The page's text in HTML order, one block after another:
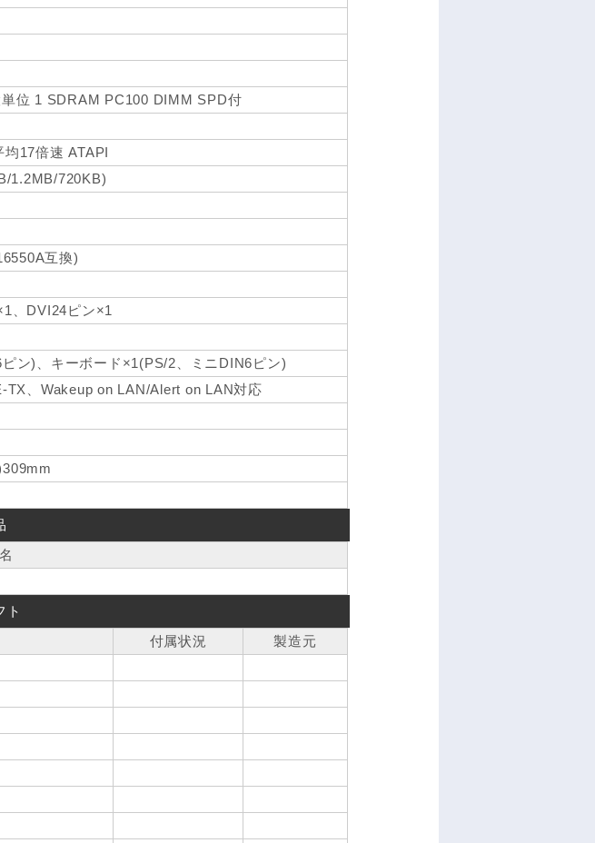
位 1 SDRAM PC100 DIMM SPD付
17倍速 ATAPI
1.2MB/720KB)
互換)
、DVI24ピン×1
ン)、キーボード×1(PS/2、ミニDIN6ピン)
TX、Wakeup on LAN/Alert on LAN対応
ト
付属状況
製造元